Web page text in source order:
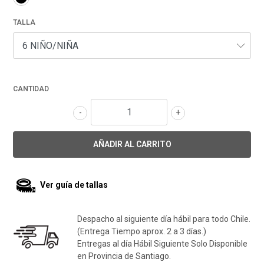
TALLA
CANTIDAD
+
-
Ver guía de tallas
Despacho al siguiente día hábil para todo Chile.
(Entrega Tiempo aprox. 2 a 3 días.)
Entregas al día Hábil Siguiente Solo Disponible
en Provincia de Santiago.